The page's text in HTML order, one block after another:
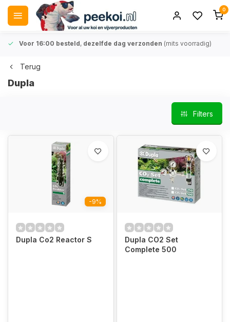
0
Voor 16:00 besteld, dezelfde dag verzonden (mits voorradig)
Terug
Dupla
Filters
-9%
Dupla Co2 Reactor S
Dupla CO2 Set
Complete 500